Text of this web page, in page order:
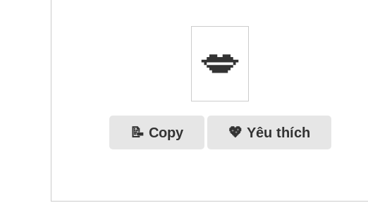
💋
📝 Copy 💖 Yêu thích